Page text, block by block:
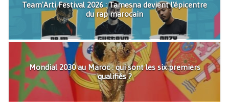
Team'Arti Festival 2026 : Tamesna devient l'épicentre
du rap marocain
Mondial 2030 au Maroc : qui sont les six premiers
qualifiés ?